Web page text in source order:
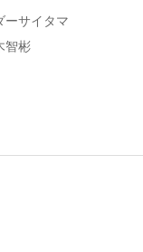
ーサイタマ
智彬